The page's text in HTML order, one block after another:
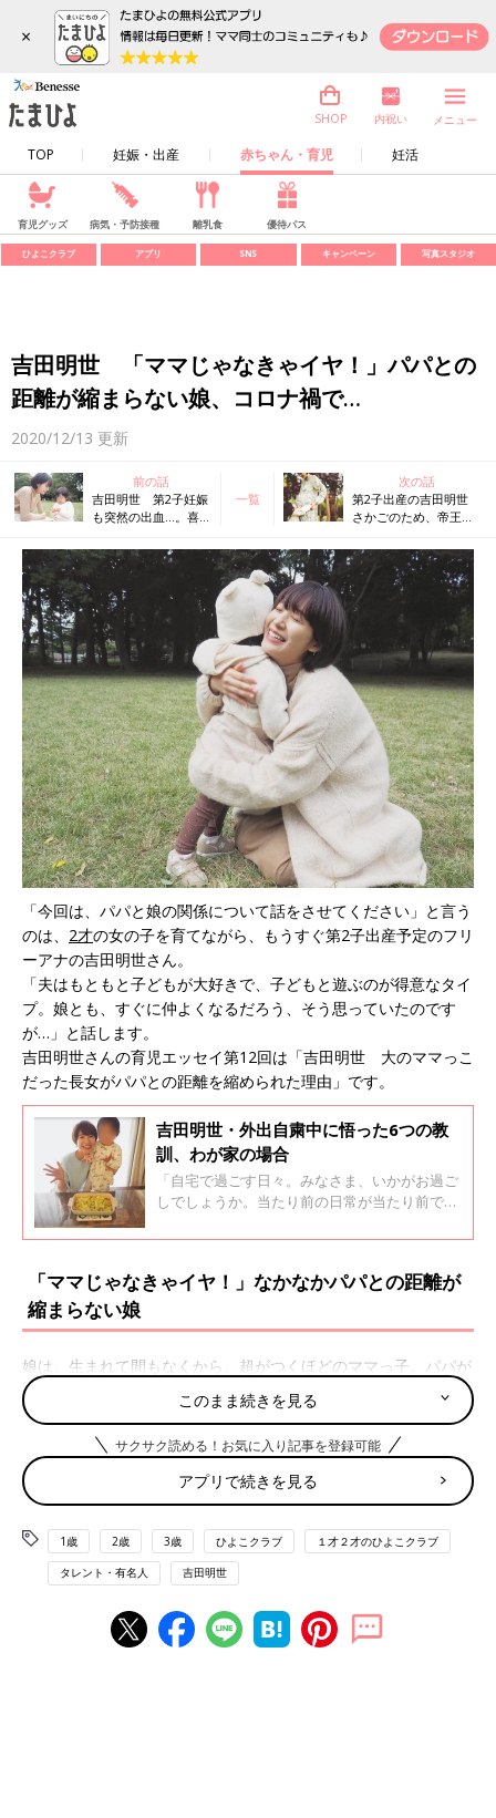
×
TOP 妊娠・出産 赤ちゃん・育児 妊活
SHOP 内祝い メニュー
育児グッズ 病気・予防接種 離乳食 優待パス
ひよこクラブ アプリ SNS キャンペーン 写真スタジオ
吉田明世 「ママじゃなきゃイヤ！」パパとの
距離が縮まらない娘、コロナ禍で…
2020/12/13 更新
前の話
吉田明世 第2子妊娠
も突然の出血…。喜
れた不安との戦い
一覧
次の話
第2子出産の吉田明世
さかごのため、帝王切
ブな気持ちになってい
たけれど…
「今回は、パパと娘の関係について話をさせてください」と言う
のは、 2才の女の子を育てながら、もうすぐ第2子出産予定のフリ
ーアナの吉田明世さん。
「夫はもともと子どもが大好きで、子どもと遊ぶのが得意なタイ
プ。娘とも、すぐに仲よくなるだろう、そう思っていたのです
が…」と話します。
吉田明世さんの育児エッセイ第12回は「吉田明世 大のママっこ
だった長女がパパとの距離を縮められた理由」です。
吉田明世・外出自粛中に悟った6つの教
訓、わが家の場合
「自宅で過ごす日々。みなさま、いかがお過ご
しでしょうか。当たり前の日常が当たり前では
なるばかり。でも落ち込んでばかりはいられま
だ教訓を皆さまと共有できたらと思います！」
さん。外出自粛中の生活で得たという「吉田家
「ママじゃなきゃイヤ！」なかなかパパとの距離が
縮まらない娘
娘は、生まれて間もなくから、超がつくほどのママっ子。パパが
抱っこしても、不安げな顔で「ママがいいー！」と泣いてしまっ
たり、何をしても、「ママじゃなきゃいやだ！」となってしま
い、いまいちパパとの距離が縮まらない様子でした。
そんな関係が大きく変わったのは、よくも悪くも、コロナ禍によ
る自粛期間。それまで毎日夜遅くまで外で仕事をしていた夫は、
家にいる時間が長くなったことで、娘と過ごす時間も自然と増
え、積極的に育児に参加してくれるようになりました。
初めは、娘がパパと一緒におふろに入るたびに「ママーー
ー！！」という泣き声が浴室で響き渡っていましたが、そのうち
このまま続きを見る
サクサク読める！お気に入り記事を登録可能
アプリで続きを見る
1歳 2歳 3歳 ひよこクラブ １才２才のひよこクラブ
タレント・有名人 吉田明世